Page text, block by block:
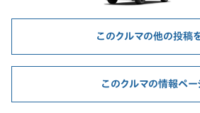
このクルマの他の投稿
このクルマの情報ペー